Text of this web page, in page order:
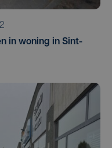
in woning in Sint-